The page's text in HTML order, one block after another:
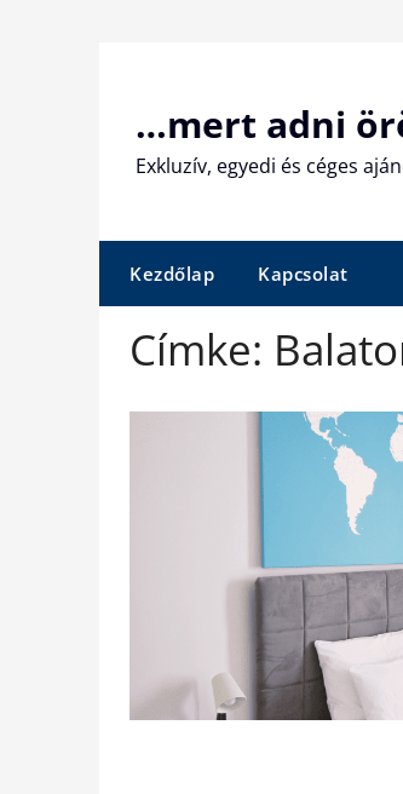
…mert adni
Exkluzív, egyedi és céges
Kezdőlap Kapcsolat
Címke: